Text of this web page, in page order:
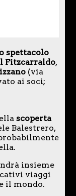
spettacolo
Fitzcarraldo,
(via
ai soci;
scoperta
Balestrero,
insieme
viaggi
il mondo.